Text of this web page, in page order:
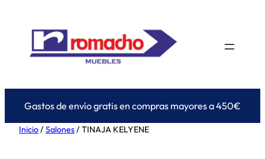
contenido
Gastos de envío gratis en compras mayores a 450€
Inicio/Salones/ TINAJA KELYENE